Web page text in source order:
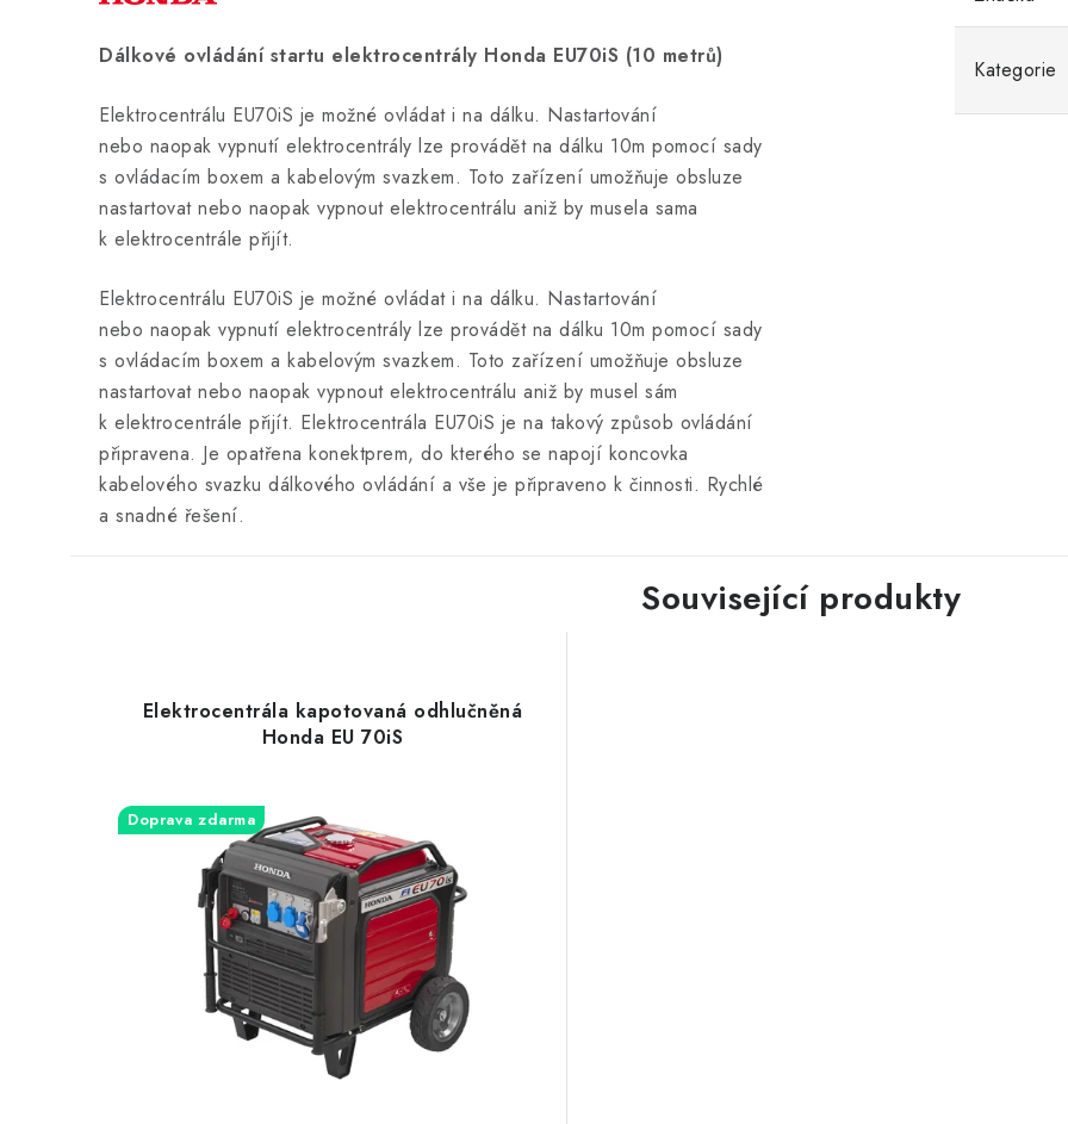
Dálkové ovládání startu elektrocentrály Honda EU70iS (10 metrů)
Elektrocentrálu EU70iS je možné ovládat i na dálku. Nastartování
nebo naopak vypnutí elektrocentrály lze provádět na dálku 10m pomocí sady
s ovládacím boxem a kabelovým svazkem. Toto zařízení umožňuje obsluze
nastartovat nebo naopak vypnout elektrocentrálu aniž by musela sama
k elektrocentrále přijít.
Elektrocentrálu EU70iS je možné ovládat i na dálku. Nastartování
nebo naopak vypnutí elektrocentrály lze provádět na dálku 10m pomocí sady
s ovládacím boxem a kabelovým svazkem. Toto zařízení umožňuje obsluze
nastartovat nebo naopak vypnout elektrocentrálu aniž by musel sám
k elektrocentrále přijít. Elektrocentrála EU70iS je na takový způsob ovládání
připravena. Je opatřena konektprem, do kterého se napojí koncovka
kabelového svazku dálkového ovládání a vše je připraveno k činnosti. Rychlé
a snadné řešení.
Kategorie
Související produkty
Elektrocentrála kapotovaná odhlučněná
Honda EU 70iS
Doprava zdarma